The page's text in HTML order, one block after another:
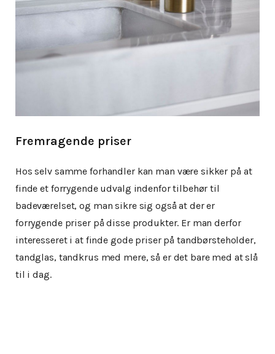
Fremragende priser
Hos selv samme forhandler kan man være sikker på at
finde et forrygende udvalg indenfor tilbehør til
badeværelset, og man sikre sig også at der er
forrygende priser på disse produkter. Er man derfor
interesseret i at finde gode priser på tandbørsteholder,
tandglas, tandkrus med mere, så er det bare med at slå
til i dag.